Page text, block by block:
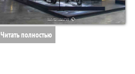
Читать полностью